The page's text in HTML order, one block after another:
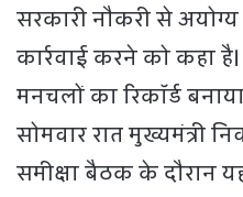
सरकारी नौकरी से
कार्रवाई करने को कहा
मनचलों का रिकॉर्ड
सोमवार रात मुख्यमंत्री
समीक्षा बैठक के दौरान